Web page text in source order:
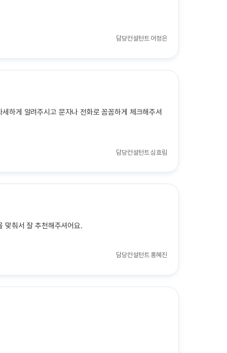
담당컨설턴트 어정은
하게 알려주시고 문자나 전화로 꼼꼼하게 체크해주셔
담당컨설턴트심효림
맞춰서 잘 추천해주셔어요.
담당컨설턴트 홍혜진